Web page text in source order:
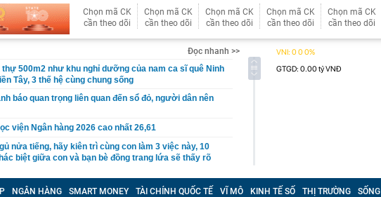
Chọn mã CK
cần theo dõi
Chọn mã CK
cần theo dõi
Chọn mã CK
cần theo dõi
Chọn mã CK
cần theo dõi
Chọn mã CK
cần theo dõi
Đọc nhanh >>
thự 500m2 như khu nghỉ dưỡng của nam ca sĩ quê Ninh
Tây, 3 thế hệ cùng chung sống
báo quan trọng liên quan đến sổ đỏ, người dân nên
viện Ngân hàng 2026 cao nhất 26,61
nửa tiếng, hãy kiên trì cùng con làm 3 việc này, 10
biệt giữa con và bạn bè đồng trang lứa sẽ thấy rõ
hạ tầng sạc xe điện trên cao tốc Bắc - Nam?
gáy': Bảo Tín Mạnh Hải, Mi Hồng làm ăn ra sao?
NGÂN HÀNG SMART MONEY TÀI CHÍNH QUỐC TẾ VĨ MÔ KINH TẾ SỐ THỊ TRƯỜNG SỐNG